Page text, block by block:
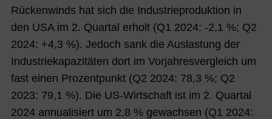
M
A
Rückenwinds hat sich die Industrieproduktion in
den USA im 2. Quartal erholt (Q1 2024: -2,1 %; Q2
2024: +4,3 %). Jedoch sank die Auslastung der
Industriekapazitäten dort im Vorjahresvergleich um
fast einen Prozentpunkt (Q2 2024: 78,3 %; Q2
2023: 79,1 %). Die US-Wirtschaft ist im 2. Quartal
2024 annualisiert um 2,8 % gewachsen (Q1 2024: